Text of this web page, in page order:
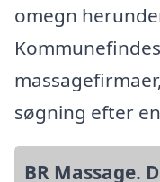
omegn
søgning efter
BR Massage.